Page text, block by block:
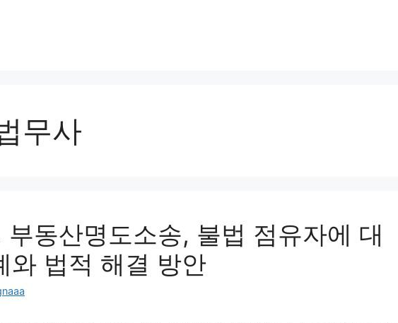
무사
동산명도소송, 불법 점유자에 대
와 법적 해결 방안